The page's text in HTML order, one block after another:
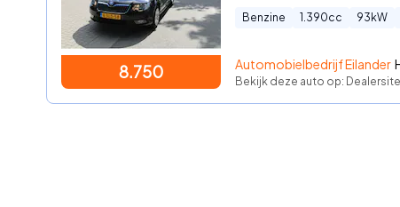
8.750
Benzine 1.390cc 93 kW
Automobielbedrijf Eilander
Bekijk deze auto op: